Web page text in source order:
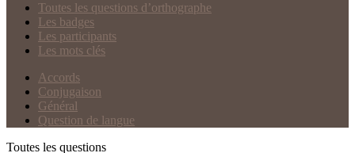
Toutes les questions d’orthographe
Les badges
Les participants
Les mots clés
Accords
Conjugaison
Général
Question de langue
Toutes les questions